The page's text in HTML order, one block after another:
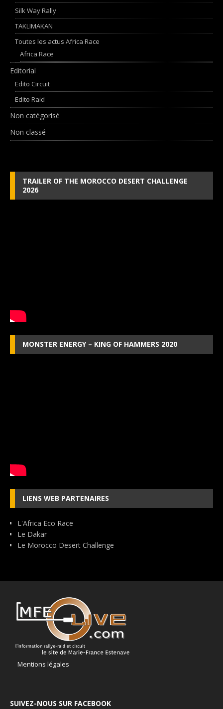
Silk Way Rally
TAKLIMAKAN
Toutes les actus Africa Race
Africa Race
Editorial
Edito Circuit
Edito Raid
Non catégorisé
Non classé
TRAILER OF THE MOROCCO DESERT CHALLENGE
2026
MONSTER ENERGY – KING OF HAMMERS 2020
LIENS WEB PARTENAIRES
L'Africa Eco Race
Le Dakar
Le Morocco Desert Challenge
Mentions légales
SUIVEZ-NOUS SUR FACEBOOK